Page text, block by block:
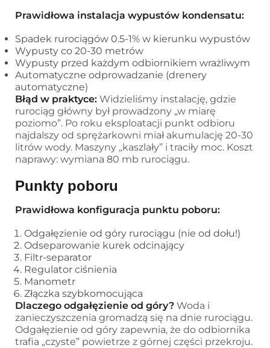
Prawidłowa instalacja wypustów kondensatu:
Spadek rurociągów 0.5-1% w kierunku wypustów
Wypusty co 20-30 metrów
Wypusty przed każdym odbiornikiem wrażliwym
Automatyczne odprowadzanie (drenery
automatyczne)
Błąd w praktyce: Widzieliśmy instalację, gdzie
rurociąg główny był prowadzony „w miarę
poziomo”. Po roku eksploatacji punkt odbioru
najdalszy od sprężarkowni miał akumulację 20-30
litrów wody. Maszyny „kaszlały” i traciły moc. Koszt
naprawy: wymiana 80 mb rurociągu.
Punkty poboru
Prawidłowa konfiguracja punktu poboru:
Odgałęzienie od góry rurociągu (nie od dołu!)
Odseparowanie kurek odcinający
Filtr-separator
Regulator ciśnienia
Manometr
Złączka szybkomocująca
Dlaczego odgałęzienie od góry? Woda i
zanieczyszczenia gromadzą się na dnie rurociągu.
Odgałęzienie od góry zapewnia, że do odbiornika
trafia „czyste” powietrze z górnej części przekroju.